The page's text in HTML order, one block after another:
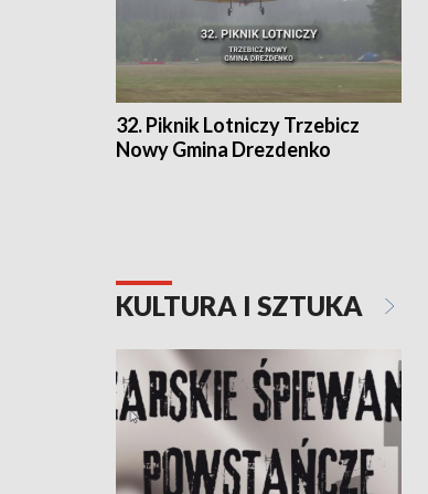
32. Piknik Lotniczy Trzebicz
Nowy Gmina Drezdenko
KULTURA I SZTUKA